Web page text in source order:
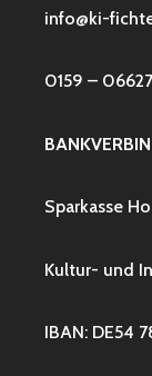
info@ki-
0159 –
Sparkasse
Kultur- und
IBAN: DE54